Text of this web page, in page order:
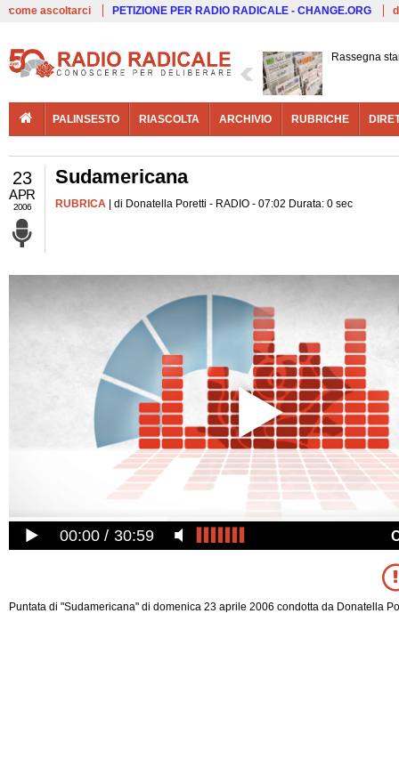
come ascoltarci PETIZIONE PER RADIO RADICALE - CHANGE.ORG
Rassegna
PALINSESTO RIASCOLTA ARCHIVIO RUBRICHE
23
APR
2006
Sudamericana
RUBRICA | di Donatella Poretti - RADIO - 07:02 Durata: 0 sec
00:00 30:59
Puntata di "Sudamericana" di domenica 23 aprile 2006 condotta da Donatella